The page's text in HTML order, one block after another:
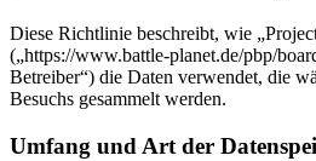
Diese Richtlinie beschreibt, wie
(„https://www.battle-planet.de/pbp/
Betreiber“) die Daten verwendet, die
Besuchs gesammelt werden.
Umfang und Art der